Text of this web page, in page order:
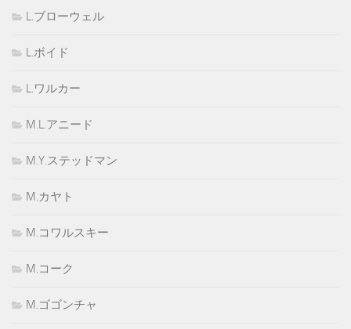
L.ブローウェル
L.ボイド
L.ワルカー
M.L.アニード
M.Y.ステッドマン
M.カヤト
M.コワルスキー
M.コーク
M.ゴゴンチャ